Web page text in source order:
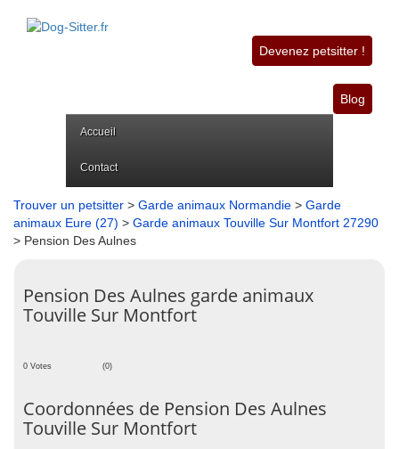
Devenez petsitter !
Blog
Accueil
Contact
Trouver un petsitter > Garde animaux Normandie > Garde
animaux Eure (27) > Garde animaux Touville Sur Montfort 27290
> Pension Des Aulnes
Pension Des Aulnes garde animaux
Touville Sur Montfort
0 Votes (0)
Coordonnées de Pension Des Aulnes
Touville Sur Montfort